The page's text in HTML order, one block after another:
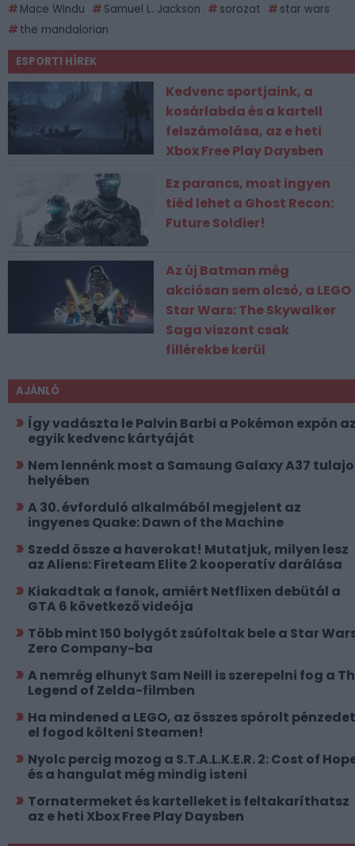
Mace Windu
Samuel L. Jackson sorozat
star wars
the mandalorian
ESPORT1 HÍREK
Kedvenc sportjaink, a
kosárlabda és a kartell
felszámolása, az e heti
Xbox Free Play Daysben
Ez parancs, most ingyen
tiéd lehet a Ghost Recon:
Future Soldier!
Az új Batman még
akciósan sem olcsó, a LEGO
Star Wars: The Skywalker
Saga viszont csak
fillérekbe kerül
AJÁNLÓ
Így vadászta le Palvin Barbi a Pokémon expón
egyik kedvenc kártyáját
Nem lennénk most a Samsung Galaxy A37
helyében
A 30. évforduló alkalmából megjelent az
ingyenes Quake: Dawn of the Machine
Szedd össze a haverokat! Mutatjuk, milyen lesz
az Aliens: Fireteam Elite 2 kooperatív darálása
Kiakadtak a fanok, amiért Netflixen debütál a
GTA 6 következő videója
Több mint 150 bolygót zsúfoltak bele a Star
Zero Company-ba
A nemrég elhunyt Sam Neill is szerepelni fog a
Legend of Zelda-filmben
Ha mindened a LEGO, az összes spórolt pénzedet
el fogod költeni Steamen!
Nyolc percig mozog a S.T.A.L.K.E.R. 2: Cost of
és a hangulat még mindig isteni
Tornatermeket és kartelleket is feltakaríthatsz
az e heti Xbox Free Play Daysben